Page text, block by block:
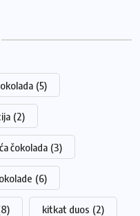
(5)
(2)
čokolada (3)
(6)
kitkat duos (2)